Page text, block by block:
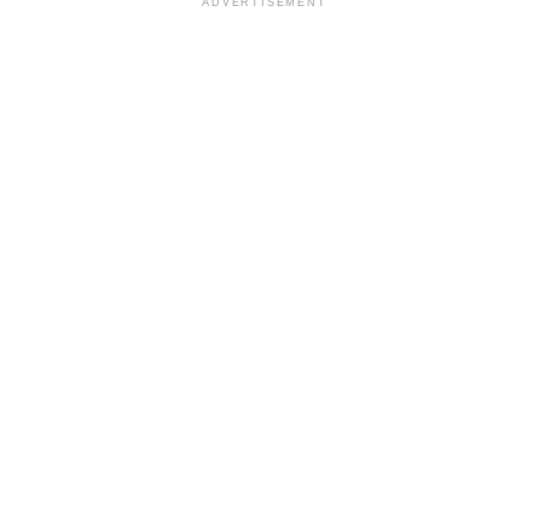
ADVERTISEMENT